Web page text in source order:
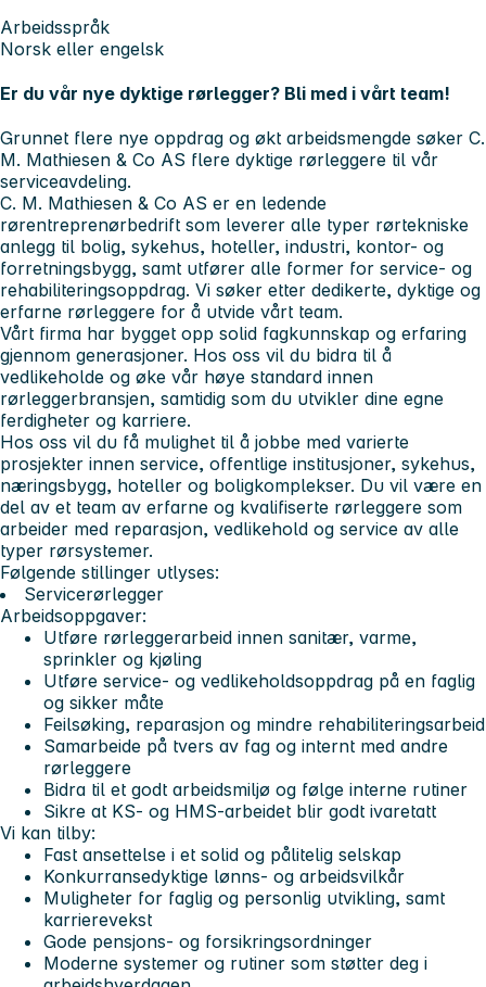
Arbeidsspråk
Norsk eller engelsk
Er du vår nye dyktige rørlegger? Bli med i vårt team!
Grunnet flere nye oppdrag og økt arbeidsmengde søker C.
M. Mathiesen & Co AS flere dyktige rørleggere til vår
serviceavdeling.
C. M. Mathiesen & Co AS er en ledende
rørentreprenørbedrift som leverer alle typer rørtekniske
anlegg til bolig, sykehus, hoteller, industri, kontor- og
forretningsbygg, samt utfører alle former for service- og
rehabiliteringsoppdrag. Vi søker etter dedikerte, dyktige og
erfarne rørleggere for å utvide vårt team.
Vårt firma har bygget opp solid fagkunnskap og erfaring
gjennom generasjoner. Hos oss vil du bidra til å
vedlikeholde og øke vår høye standard innen
rørleggerbransjen, samtidig som du utvikler dine egne
ferdigheter og karriere.
Hos oss vil du få mulighet til å jobbe med varierte
prosjekter innen service, offentlige institusjoner, sykehus,
næringsbygg, hoteller og boligkomplekser. Du vil være en
del av et team av erfarne og kvalifiserte rørleggere som
arbeider med reparasjon, vedlikehold og service av alle
typer rørsystemer.
Følgende stillinger utlyses:
Servicerørlegger
Arbeidsoppgaver:
Utføre rørleggerarbeid innen sanitær, varme,
sprinkler og kjøling
Utføre service- og vedlikeholdsoppdrag på en faglig
og sikker måte
Feilsøking, reparasjon og mindre rehabiliteringsarbeid
Samarbeide på tvers av fag og internt med andre
rørleggere
Bidra til et godt arbeidsmiljø og følge interne rutiner
Sikre at KS- og HMS-arbeidet blir godt ivaretatt
Vi kan tilby:
Fast ansettelse i et solid og pålitelig selskap
Konkurransedyktige lønns- og arbeidsvilkår
Muligheter for faglig og personlig utvikling, samt
karrierevekst
Gode pensjons- og forsikringsordninger
Moderne systemer og rutiner som støtter deg i